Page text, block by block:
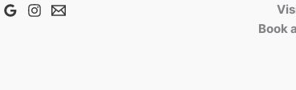
Book